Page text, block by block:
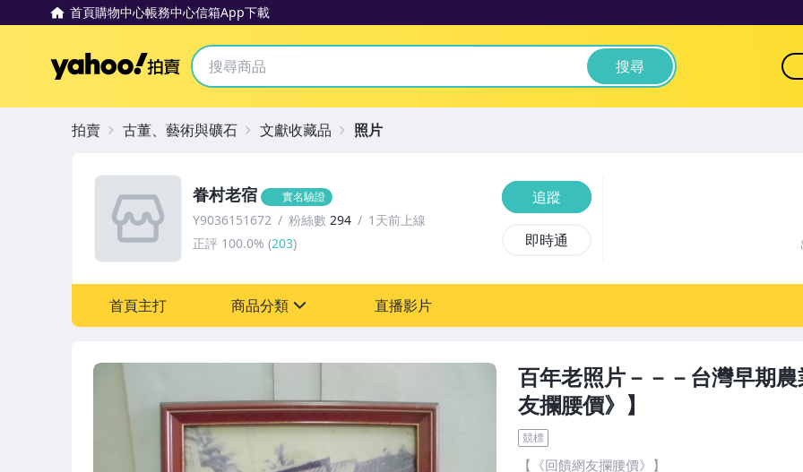
首頁購物中心帳務中心信箱App下載
Yahoo拍賣 搜尋
百年老照片－－－台灣早期
友攔腰價》】
競標
【《回饋網友攔腰價》】
眷村老宿 實名驗證
Y9036151672 粉絲數 294
1天前上線
正評 100.0% (203)
追蹤
即時通
首頁主打 商品分類
圖書/影音/文具
古董、藝術與礦石
直播影片
拍賣 古董、藝術與礦石 文獻收藏品 照片